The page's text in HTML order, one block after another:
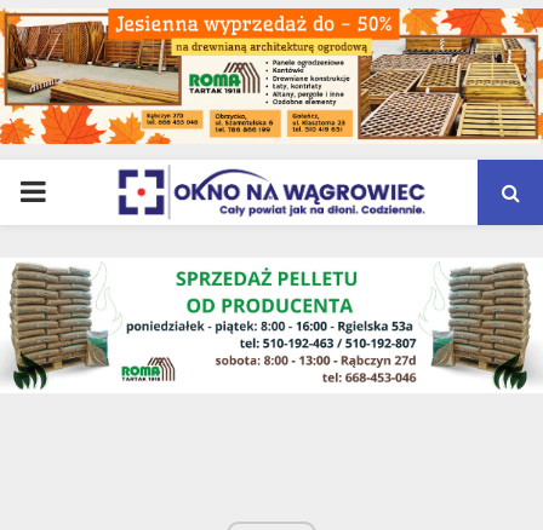
PRIMARY
MENU